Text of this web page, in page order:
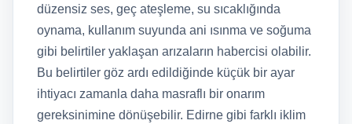
düzensiz ses, geç ateşleme, su sıcaklığında
oynama, kullanım suyunda ani ısınma ve soğuma
gibi belirtiler yaklaşan arızaların habercisi olabilir.
Bu belirtiler göz ardı edildiğinde küçük bir ayar
ihtiyacı zamanla daha masraflı bir onarım
gereksinimine dönüşebilir. Edirne gibi farklı iklim